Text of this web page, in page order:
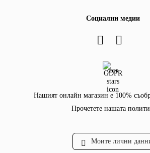
Социални медии
GDPR
Нашият онлайн магазин е 100%
Прочетете нашата
Моите лични